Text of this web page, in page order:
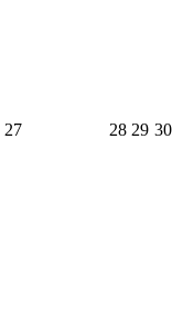
27 28 29 30